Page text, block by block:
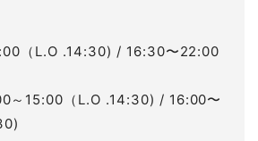
（L.O .14:30) / 16:30〜22:00
～15:00（L.O .14:30) / 16:00〜